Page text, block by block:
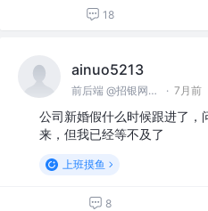
18
ainuo5213
前后端 @招银网络科技 · 7月前
公司新婚假什么时候跟进了，
来，但我已经等不及了
上班摸鱼
8